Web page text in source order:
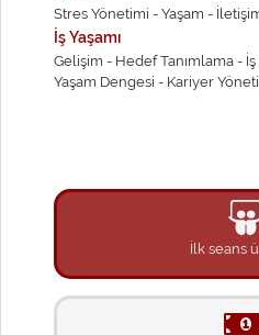
Stres Yönetimi - Yaşam -
İş Yaşamı
Gelişim - Hedef Tanımlama -
Yaşam Dengesi - Kariyer
İlk seans